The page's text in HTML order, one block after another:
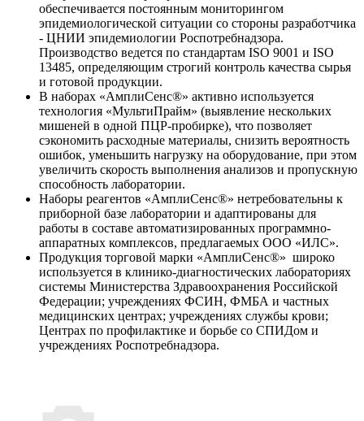
обеспечивается постоянным мониторингом
эпидемиологической ситуации со стороны разработчика
- ЦНИИ эпидемиологии Роспотребнадзора.
Производство ведется по стандартам ISO 9001 и ISO
13485, определяющим строгий контроль качества сырья
и готовой продукции.
В наборах «АмплиСенс®» активно используется
технология «МультиПрайм» (выявление нескольких
мишеней в одной ПЦР-пробирке), что позволяет
сэкономить расходные материалы, снизить вероятность
ошибок, уменьшить нагрузку на оборудование, при этом
увеличить скорость выполнения анализов и пропускную
способность лаборатории.
Наборы реагентов «АмплиСенс®» нетребовательны к
приборной базе лаборатории и адаптированы для
работы в составе автоматизированных программно-
аппаратных комплексов, предлагаемых ООО «ИЛС».
Продукция торговой марки «АмплиСенс®» широко
используется в клинико-диагностических лабораториях
системы Министерства Здравоохранения Российской
Федерации; учреждениях ФСИН, ФМБА и частных
медицинских центрах; учреждениях службы крови;
Центрах по профилактике и борьбе со СПИДом и
учреждениях Роспотребнадзора.